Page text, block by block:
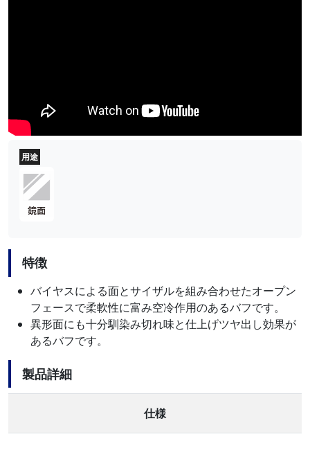
用途
特徴
バイヤスによる面とサイザルを組み合わせたオープン
フェースで柔軟性に富み空冷作用のあるバフです。
異形面にも十分馴染み切れ味と仕上げツヤ出し効果が
あるバフです。
製品詳細
仕様